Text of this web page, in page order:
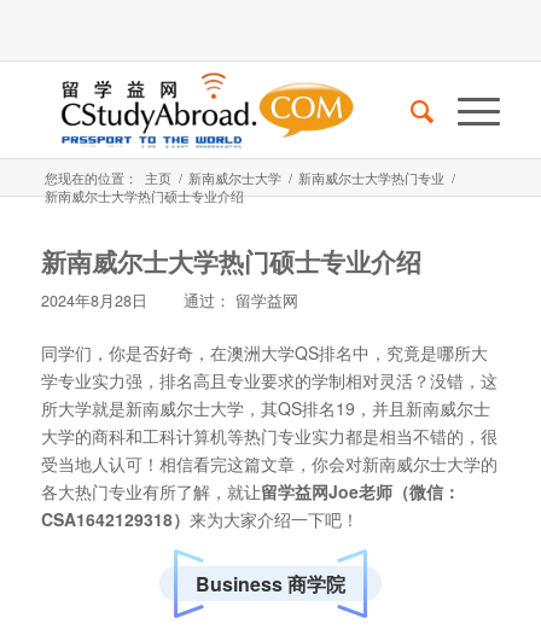
您现在的位置： 主页 / 新南威尔士大学 / 新南威尔士大学热门专业 /
新南威尔士大学热门硕士专业介绍
新南威尔士大学热门硕士专业介绍
2024年8月28日 通过： 留学益网
同学们，你是否好奇，在澳洲大学QS排名中，究竟是哪所大
学专业实力强，排名高且专业要求的学制相对灵活？没错，这
所大学就是新南威尔士大学，其QS排名19，并且新南威尔士
大学的商科和工科计算机等热门专业实力都是相当不错的，很
受当地人认可！相信看完这篇文章，你会对新南威尔士大学的
各大热门专业有所了解，就让留学益网Joe老师（微信：
CSA1642129318） 来为大家介绍一下吧！
Business 商学院